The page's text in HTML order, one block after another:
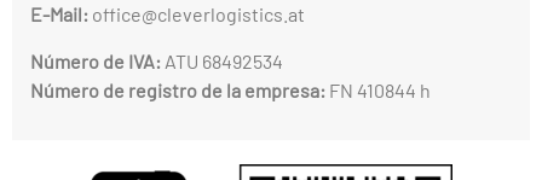
E-Mail: office@cleverlogistics.at
Número de IVA: ATU 68492534
Número de registro de la empresa: FN 410844 h